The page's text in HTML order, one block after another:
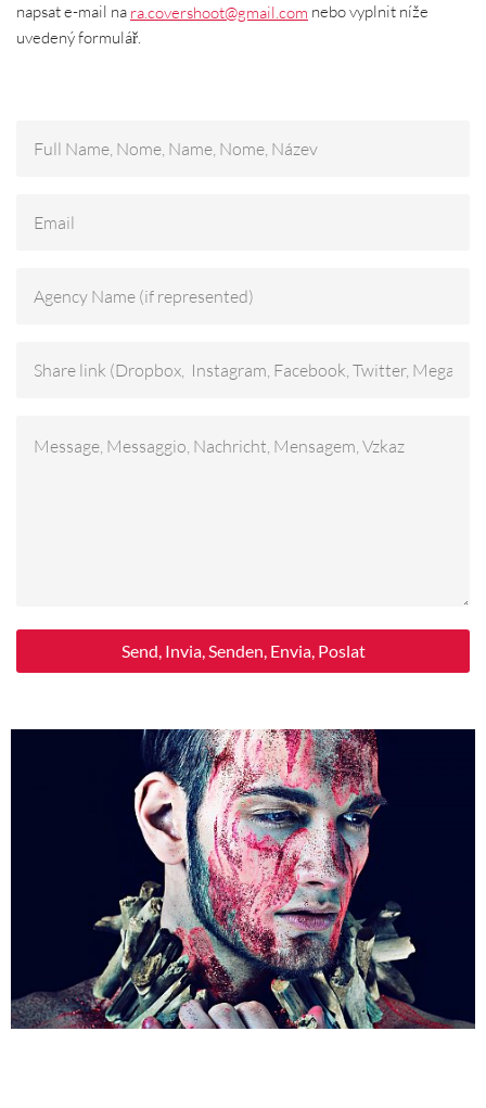
napsat e-mail na ra.covershoot@gmail.com nebo vyplnit níže
uvedený formulář.
Send, Invia, Senden, Envia, Poslat